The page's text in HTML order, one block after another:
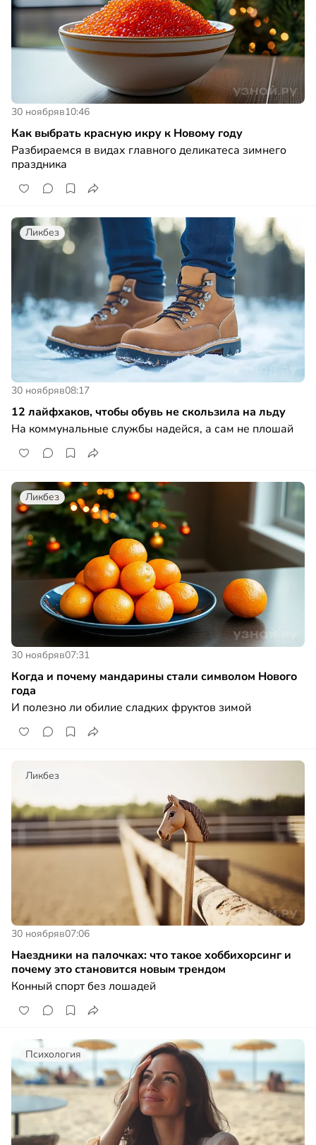
30 ноябряв10:46
Как выбрать красную икру к Новому году
Разбираемся в видах главного деликатеса зимнего
праздника
Ликбез
30 ноябряв08:17
12 лайфхаков, чтобы обувь не скользила на льду
На коммунальные службы надейся, а сам не плошай
Ликбез
30 ноябряв07:31
Когда и почему мандарины стали символом Нового
года
И полезно ли обилие сладких фруктов зимой
Ликбез
30 ноябряв07:06
Наездники на палочках: что такое хоббихорсинг и
почему это становится новым трендом
Конный спорт без лошадей
Психология